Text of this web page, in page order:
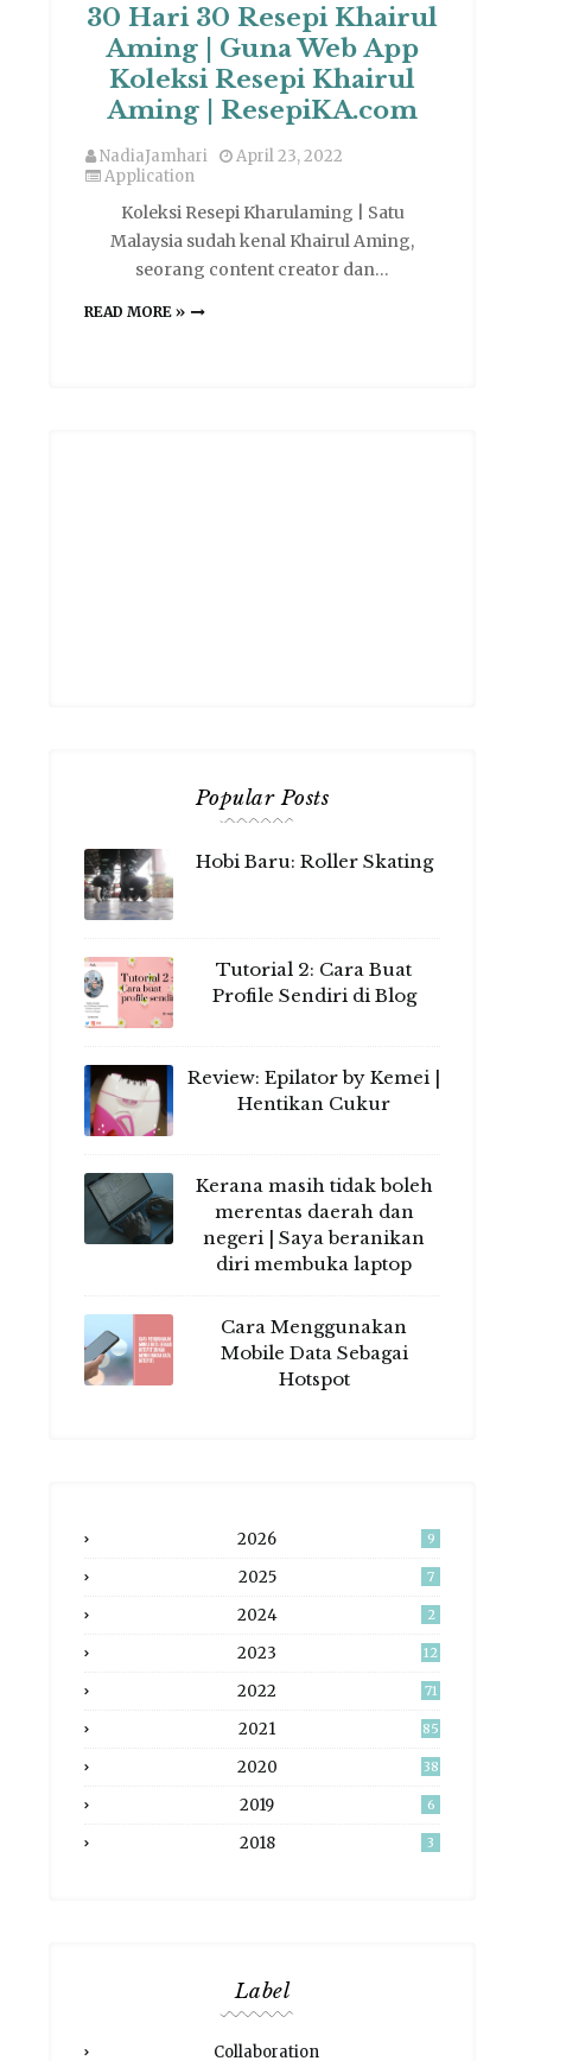
30 Hari 30 Resepi Khairul
Aming | Guna Web App
Koleksi Resepi Khairul
Aming | ResepiKA.com
NadiaJamhari
April 23, 2022
Application
Koleksi Resepi Kharulaming | Satu
Malaysia sudah kenal Khairul Aming,
seorang content creator dan…
READ MORE »
Popular Posts
Hobi Baru: Roller Skating
Tutorial 2: Cara Buat
Profile Sendiri di Blog
Review: Epilator by Kemei |
Hentikan Cukur
Kerana masih tidak boleh
merentas daerah dan
negeri | Saya beranikan
diri membuka laptop
Cara Menggunakan
Mobile Data Sebagai
Hotspot
2026 9
2025 7
2024 2
2023 12
2022 71
2021 85
2020 38
2019 6
2018 3
Label
Collaboration